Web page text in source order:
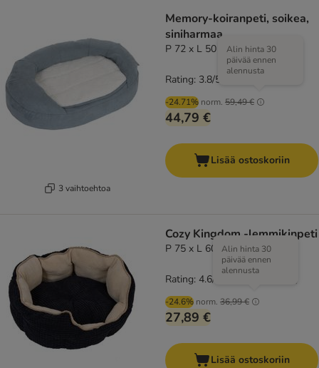
3 vaihtoehtoa
Memory-koiranpeti, soikea,
siniharmaa
P 72 x L 50 x K 20 cm
-24.71% norm. 59,49 €
Alin hinta 30
päivää ennen
alennusta
44,79 €
Rating: 3.8/5
Lisää ostoskoriin
Cozy Kingdom -lemmikinpeti
P 75 x L 60 K 25 cm
-24.6% norm. 36,99 €
Alin hinta 30
päivää ennen
alennusta
27,89 €
Rating: 4.6/5
Lisää ostoskoriin